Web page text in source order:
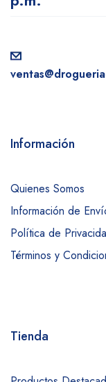
Información
Quienes Somos
Información de
Política de
Términos y
Tienda